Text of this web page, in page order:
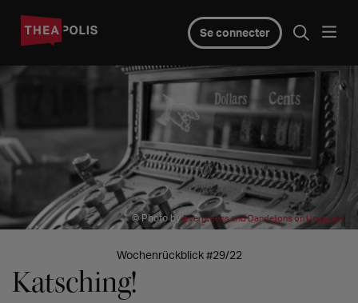
Se connecter
© Photo byEvergreens and Dandelions on Unsplash
Wochenrückblick #29/22
Katsching!